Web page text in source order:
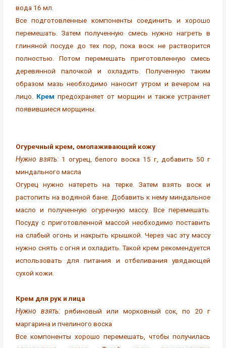
вода 16 мл.
Все подготовленные компоненты соединить и хорошо
перемешать. Затем полученную смесь нужно нагреть в
глиняной посуде до тех пор, пока воск не растворится
полностью. Потом перемешать приготовленную смесь
деревянной палочкой и охладить. Полученную таким
образом мазь необходимо наносит утром и вечером на
лицо.
Крем предохраняет от морщин и также устраняет
появившиеся морщины.
Огуречный крем, омолаживающий кожу
Нужно взять: 1 огурец, белого воска 15 г, добавить 50 г
миндального масла
Огурец нужно натереть на терке. Затем взять воск и
растопить на водяной бане. Добавить к нему миндальное
масло и полученную огуречную массу. Все перемешать.
Посуду с приготовленной массой необходимо поставить
на слабый огонь и накрыть крышкой. Через час эту массу
нужно снять с огня и охладить. Такой крем рекомендуется
использовать для питания и отбеливания увядающей
сухой кожи.
Крем для рук и лица
Нужно взять: рябиновый или морковный сок, по 20 г
маргарина и пчелиного воска
Все компоненты хорошо перемешать, чтобы получилась